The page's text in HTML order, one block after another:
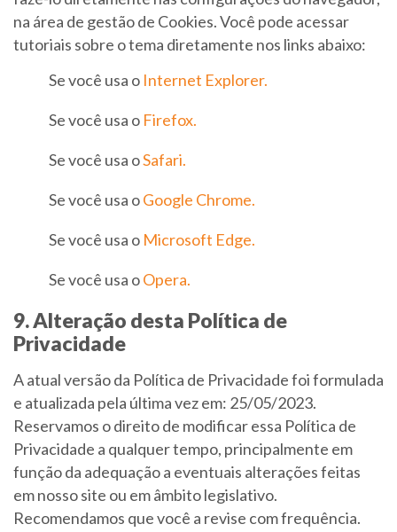
na área de gestão de Cookies. Você pode acessar
tutoriais sobre o tema diretamente nos links abaixo:
Se você usa o Internet Explorer.
Se você usa o Firefox.
Se você usa oSafari.
Se você usa oGoogle Chrome.
Se você usa o Microsoft Edge.
Se você usa oOpera.
9. Alteração desta Política de
Privacidade
A atual versão da Política de Privacidade foi formulada
e atualizada pela última vez em: 25/05/2023.
Reservamos o direito de modificar essa Política de
Privacidade a qualquer tempo, principalmente em
função da adequação a eventuais alterações feitas
em nosso site ou em âmbito legislativo.
Recomendamos que você a revise com frequência.